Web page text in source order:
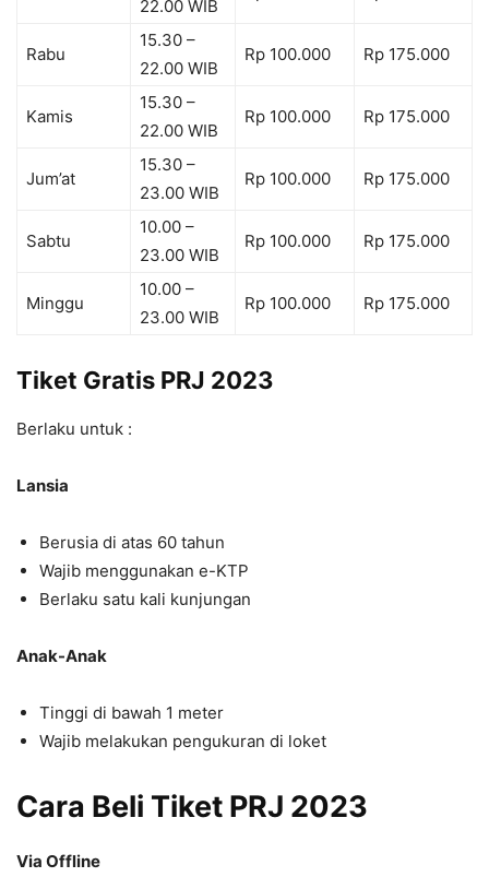
22.00 WIB
Rabu
15.30 –
22.00 WIB
Rp 100.000 Rp 175.000
Kamis
15.30 –
22.00 WIB
Rp 100.000 Rp 175.000
Jum’at
15.30 –
23.00 WIB
Rp 100.000 Rp 175.000
Sabtu
10.00 –
23.00 WIB
Rp 100.000 Rp 175.000
Minggu
10.00 –
23.00 WIB
Rp 100.000 Rp 175.000
Tiket Gratis PRJ 2023
Berlaku untuk :
Lansia
Berusia di atas 60 tahun
Wajib menggunakan e-KTP
Berlaku satu kali kunjungan
Anak-Anak
Tinggi di bawah 1 meter
Wajib melakukan pengukuran di loket
Cara Beli Tiket PRJ 2023
Via Offline